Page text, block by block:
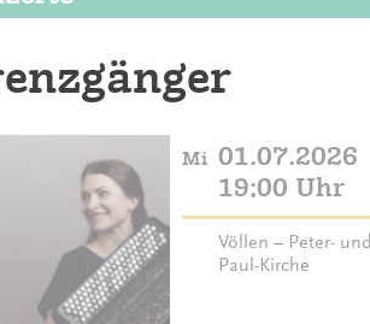
Mi 01.07.2026
19:00 Uhr
Völlen – Peter- und
Paul-Kirche